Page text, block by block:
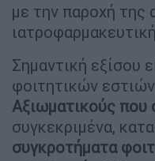
με την παροχή της
Σημαντική εξίσου
φοιτητικών εστιών
Αξιωματικούς που
συγκεκριμένα,
συγκροτήματα